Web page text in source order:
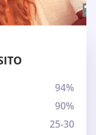
94%
90%
25-30